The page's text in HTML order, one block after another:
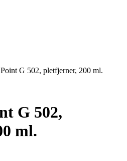
G 502, pletfjerner, 200 ml.
G 502,
ml.